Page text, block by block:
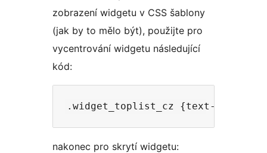
zobrazení widgetu v CSS šablony
(jak by to mělo být), použijte pro
vycentrování widgetu následující
kód:
nakonec pro skrytí widgetu: